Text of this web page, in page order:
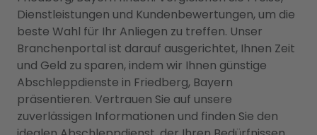
Dienstleistungen und Kundenbewertungen, um die
beste Wahl für Ihr Anliegen zu treffen. Unser
Branchenportal ist darauf ausgerichtet, Ihnen Zeit
und Geld zu sparen, indem wir Ihnen günstige
Abschleppdienste in Friedberg, Bayern
präsentieren. Vertrauen Sie auf unsere
zuverlässigen Informationen und finden Sie den